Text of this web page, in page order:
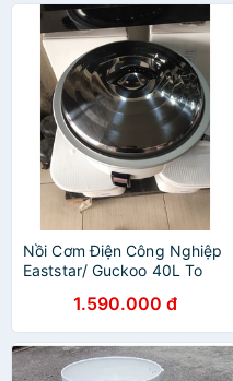
Nồi Cơm Điện Công Nghiệp
Eaststar/ Guckoo 40L To
1.590.000 đ